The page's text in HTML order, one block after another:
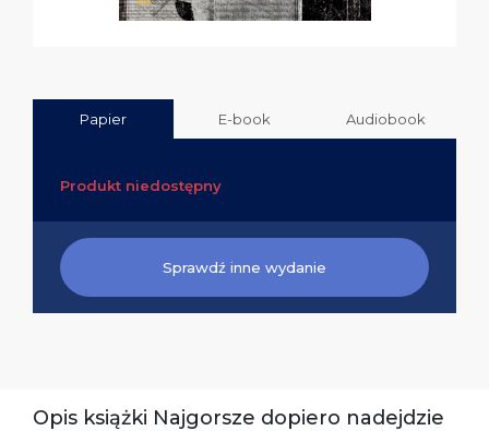
Papier E-book Audiobook
Produkt niedostępny
Sprawdź inne wydanie
Opis książki Najgorsze dopiero nadejdzie